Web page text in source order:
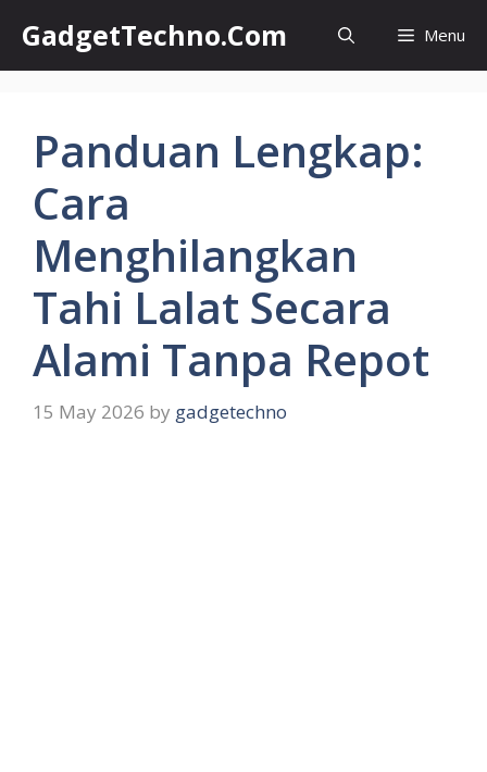
content
GadgetTechno.Com Menu
Panduan Lengkap:
Cara
Menghilangkan
Tahi Lalat Secara
Alami Tanpa Repot
15 May 2026 by gadgetechno